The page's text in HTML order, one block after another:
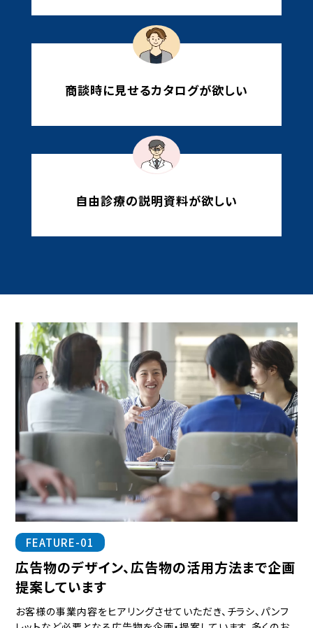
商談時に見せるカタログが欲しい
自由診療の説明資料が欲しい
FEATURE-01
広告物のデザイン、広告物の活用方法まで企画
提案しています
お客様の事業内容をヒアリングさせていただき、チラシ、パンフ